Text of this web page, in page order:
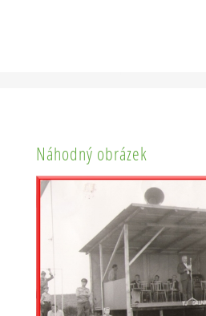
Náhodný obrázek